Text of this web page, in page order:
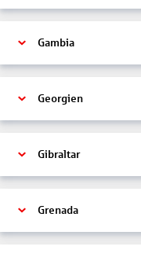
Gambia
Georgien
Gibraltar
Grenada